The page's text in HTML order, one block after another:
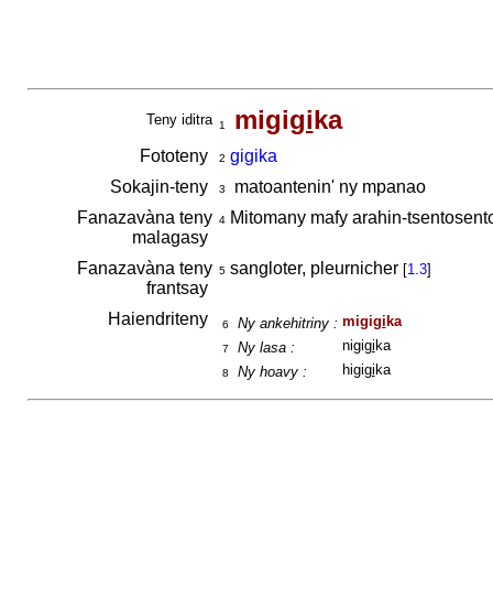
Teny iditra 1 migigika
Fototeny 2 gigika
Sokajin-teny
3
matoantenin' ny mpanao
Fanazavàna teny
malagasy
4Mitomany mafy arahin-
Fanazavàna teny
frantsay
5sangloter, pleurnicher [1.3]
Haiendriteny 6 Ny ankehitriny : migigi ka
7 Ny lasa : nigigi ka
8 Ny hoavy : higigi ka